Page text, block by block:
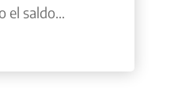
el saldo...